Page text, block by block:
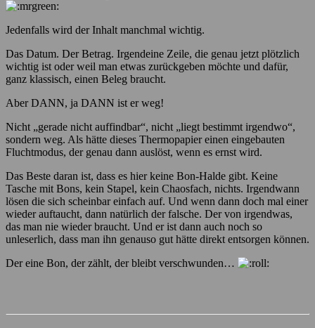
Jedenfalls wird der Inhalt manchmal wichtig.
Das Datum. Der Betrag. Irgendeine Zeile, die genau jetzt plötzlich
wichtig ist oder weil man etwas zurückgeben möchte und dafür,
ganz klassisch, einen Beleg braucht.
Aber DANN, ja DANN ist er weg!
Nicht „gerade nicht auffindbar“, nicht „liegt bestimmt irgendwo“,
sondern weg. Als hätte dieses Thermopapier einen eingebauten
Fluchtmodus, der genau dann auslöst, wenn es ernst wird.
Das Beste daran ist, dass es hier keine Bon-Halde gibt. Keine
Tasche mit Bons, kein Stapel, kein Chaosfach, nichts. Irgendwann
lösen die sich scheinbar einfach auf. Und wenn dann doch mal einer
wieder auftaucht, dann natürlich der falsche. Der von irgendwas,
das man nie wieder braucht. Und er ist dann auch noch so
unleserlich, dass man ihn genauso gut hätte direkt entsorgen können.
Der eine Bon, der zählt, der bleibt verschwunden…